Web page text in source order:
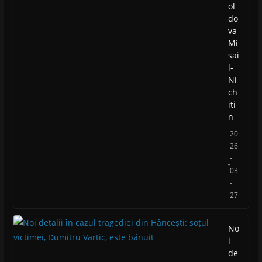
ol
do
va
Mi
sai
l-
Ni
ch
iti
n
20
26
-
03
-
27
No
i
de